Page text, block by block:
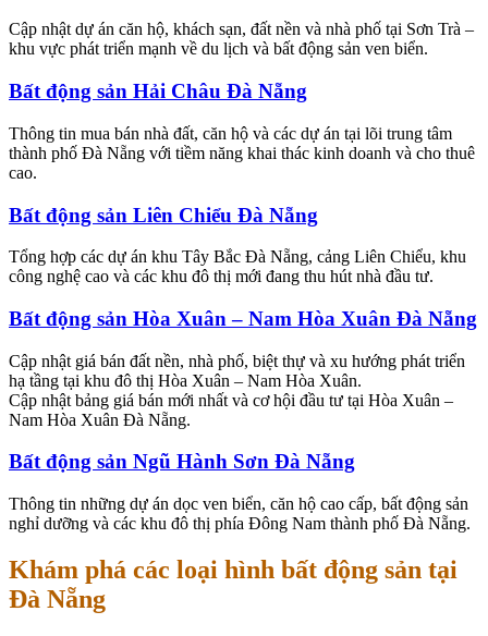
Cập nhật dự án căn hộ, khách sạn, đất nền và nhà phố tại Sơn Trà –
khu vực phát triển mạnh về du lịch và bất động sản ven biển.
Bất động sản Hải Châu Đà Nẵng
Thông tin mua bán nhà đất, căn hộ và các dự án tại lõi trung tâm
thành phố Đà Nẵng với tiềm năng khai thác kinh doanh và cho thuê
cao.
Bất động sản Liên Chiểu Đà Nẵng
Tổng hợp các dự án khu Tây Bắc Đà Nẵng, cảng Liên Chiểu, khu
công nghệ cao và các khu đô thị mới đang thu hút nhà đầu tư.
Bất động sản Hòa Xuân – Nam Hòa Xuân Đà Nẵng
Cập nhật giá bán đất nền, nhà phố, biệt thự và xu hướng phát triển
hạ tầng tại khu đô thị Hòa Xuân – Nam Hòa Xuân.
Cập nhật bảng giá bán mới nhất và cơ hội đầu tư tại Hòa Xuân –
Nam Hòa Xuân Đà Nẵng.
Bất động sản Ngũ Hành Sơn Đà Nẵng
Thông tin những dự án dọc ven biển, căn hộ cao cấp, bất động sản
nghỉ dưỡng và các khu đô thị phía Đông Nam thành phố Đà Nẵng.
Khám phá các loại hình bất động sản tại
Đà Nẵng